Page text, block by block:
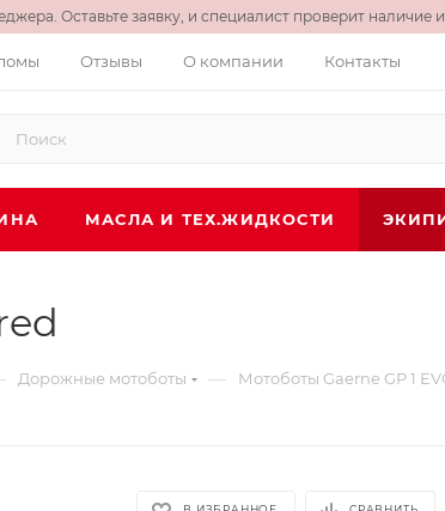
Оставьте заявку, и специалист проверит наличие
Отзывы О компании Контакты
МАСЛА И ТЕХ.ЖИДКОСТИ
Дорожные мотоботы — Мотоботы Gaerne GP 1